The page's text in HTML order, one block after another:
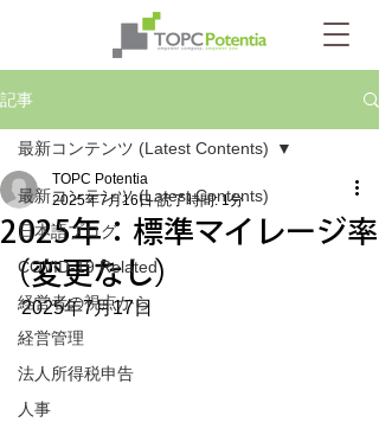
記事
最新コンテンツ (Latest Contents)
日本語ブログ
COVID-19 Related
経営者の視点から
経営管理
法人所得税申告
人事
最新コンテンツ (Latest Contents)
2025年：標準マイレージ率
（変更なし）
TOPC Potentia
2025年7月16日 読了時間: 1分
2025年7月17日